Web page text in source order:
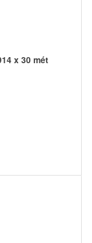
x 30 mét